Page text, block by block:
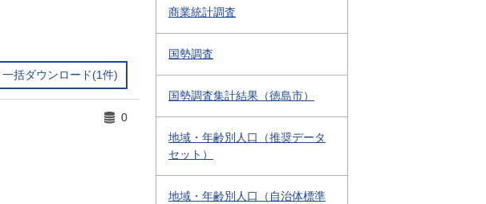
一括ダウンロード(1件)
0
商業統計調査
国勢調査
国勢調査集計結果（徳島市）
地域・年齢別人口（推奨データ
セット）
地域・年齢別人口（自治体標準